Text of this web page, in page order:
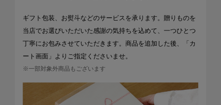
ギフト包装、お熨斗などのサービスを承ります。贈りものを
当店でお選びいただいた感謝の気持ちを込めて、一つひとつ
丁寧にお包みさせていただきます。商品を追加した後、「カ
ート画面」よりご指定くださいませ。
※一部対象外商品もございます